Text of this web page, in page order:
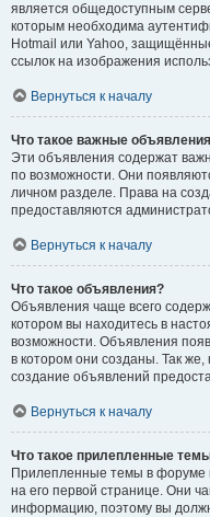
является общедоступным
которым необходима
Hotmail или Yahoo,
ссылок на изображения
Вернуться к началу
Что такое важные
Эти объявления содержат
по возможности. Они
личном разделе. Права на
предоставляются
Вернуться к началу
Что такое объявления?
Объявления чаще всего
котором вы находитесь в
возможности. Объявления
в котором они созданы. Так
создание объявлений
Вернуться к началу
Что такое прилепленные
Прилепленные темы в форуме
на его первой странице. Они
информацию, поэтому вы